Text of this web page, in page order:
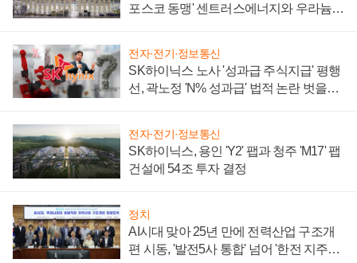
포스코 동맹' 센트러스에너지와 우라늄
전자·전기·정보통신
SK하이닉스 노사 '성과급 주식지급' 평행
선, 곽노정 'N% 성과급' 법적 논란 벗을지
전자·전기·정보통신
SK하이닉스, 용인 'Y2' 팹과 청주 'M17' 팹
건설에 54조 투자 결정
정치
AI시대 맞아 25년 만에 전력산업 구조개
편 시동, '발전5사 통합' 넘어 '한전 지주사'